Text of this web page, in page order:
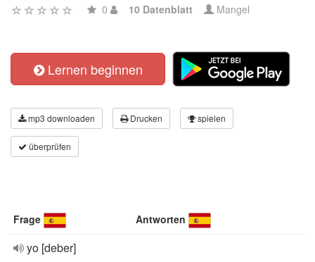
0 10 Datenblatt Mangel
Lernen beginnen
mp3 downloaden Drucken spielen
überprüfen
Frage Antworten
yo [deber]